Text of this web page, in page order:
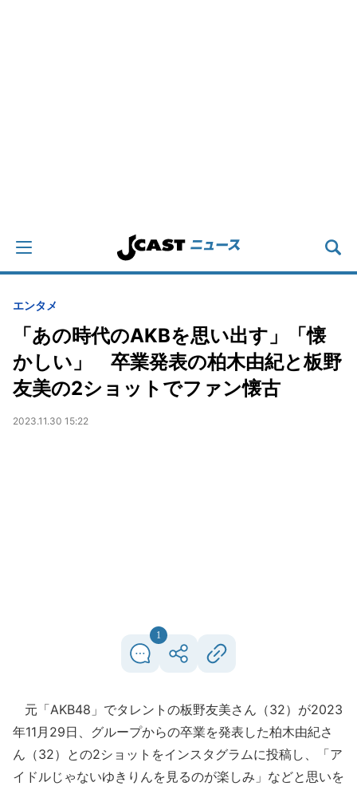
エンタメ
「あの時代のAKBを思い出す」「懐
かしい」 卒業発表の柏木由紀と板野
友美の2ショットでファン懐古
2023.11.30 15:22
1
元「AKB48」でタレントの板野友美さん（32）が2023
年11月29日、グループからの卒業を発表した柏木由紀さ
ん（32）との2ショットをインスタグラムに投稿し、「ア
イドルじゃないゆきりんを見るのが楽しみ」などと思いを